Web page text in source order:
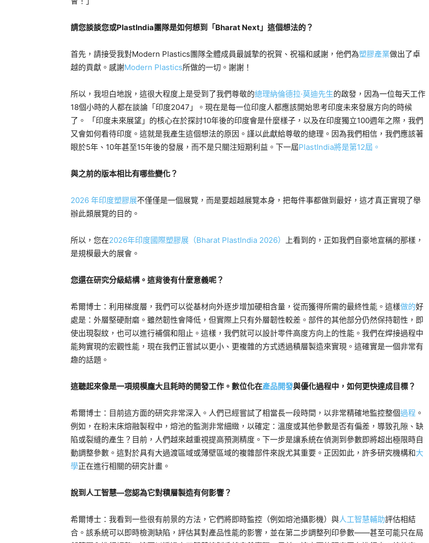
請您談談您或PlastIndia團隊是如何想到「Bharat Next」這個想法的？
首先，請接受我對Modern Plastics團隊全體成員最誠摯的祝賀、祝福和感謝，他們為塑膠產業做出了卓
越的貢獻。感謝Modern Plastics所做的一切。謝謝！
所以，我坦白地說，這很大程度上是受到了我們尊敬的總理納倫德拉·莫迪先生的啟發，因為一位每天工作
18個小時的人都在談論「印度2047」。現在是每一位印度人都應該開始思考印度未來發展方向的時候
了。 「印度未來展望」的核心在於探討10年後的印度會是什麼樣子，以及在印度獨立100週年之際，我們
又會如何看待印度。這就是我產生這個想法的原因。謹以此獻給尊敬的總理。因為我們相信，我們應該著
眼於5年、10年甚至15年後的發展，而不是只關注短期利益。 下一屆PlastIndia將是第12屆。
與之前的版本相比有哪些變化？
2026 年印度塑膠展不僅僅是一個展覽，而是要超越展覽本身，把每件事都做到最好，這才真正實現了舉
辦此類展覽的目的。
所以，您在2026年印度國際塑膠展（Bharat PlastIndia 2026） 上看到的，正如我們自豪地宣稱的那樣，
是規模最大的展會。
您還在研究分級結構。這背後有什麼意義呢？
希爾博士：利用梯度層，我們可以從基材向外逐步增加硬相含量，從而獲得所需的最終性能。這樣做的好
處是：外層堅硬耐磨。雖然韌性會降低，但實際上只有外層韌性較差。部件的其他部分仍然保持韌性，即
使出現裂紋，也可以進行補償和阻止。這樣，我們就可以設計零件高度方向上的性能。我們在焊接過程中
能夠實現的宏觀性能，現在我們正嘗試以更小、更複雜的方式透過積層製造來實現。這確實是一個非常有
趣的話題。
這聽起來像是一項規模龐大且耗時的開發工作。數位化在產品開發與優化過程中，如何更快達成目標？
希爾博士：目前這方面的研究非常深入。人們已經嘗試了相當長一段時間，以非常精確地監控整個過程 。
例如，在粉末床熔融製程中，熔池的監測非常細緻，以確定：溫度或其他參數是否有偏差，導致孔隙、缺
陷或裂縫的產生？目前，人們越來越重視提高預測精度。下一步是讓系統在偵測到參數即將超出極限時自
動調整參數。這對於具有大過渡區域或薄壁區域的複雜部件來說尤其重要。正因如此，許多研究機構和大
學正在進行相關的研究計畫。
說到人工智慧—您認為它對積層製造有何影響？
希爾博士：我看到一些很有前景的方法，它們將即時監控（例如熔池攝影機）與人工智慧輔助評估相結
合。該系統可以即時檢測缺陷，評估其對產品性能的影響，並在第二步調整列印參數——甚至可能只在局